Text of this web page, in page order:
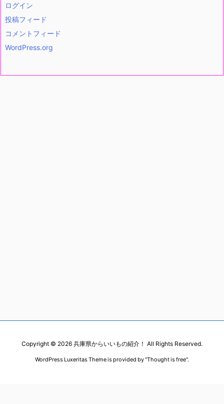
ログイン
投稿フィード
コメントフィード
WordPress.org
Copyright © 2026 兵庫県からいいもの紹介！ All Rights Reserved.
WordPress Luxeritas Theme is provided by "Thought is free".